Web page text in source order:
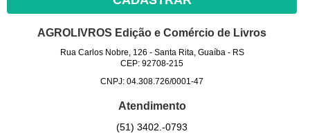
AGROLIVROS Edição e Comércio de Livros
Rua Carlos Nobre, 126 - Santa Rita, Guaíba- RS
CEP: 92708-215
CNPJ: 04.308.726/0001-47
Atendimento
(51) 3402.-0793